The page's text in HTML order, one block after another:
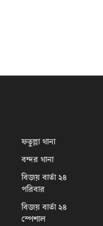
ফতুল্লা থানা
বন্দর থানা
বিজয় বার্তা ২৪
পরিবার
বিজয় বার্তা ২৪
স্পেশাল